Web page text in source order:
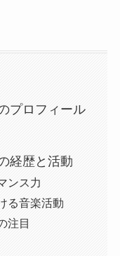
プロフィール
経歴と活動
ンス力
る音楽活動
注目